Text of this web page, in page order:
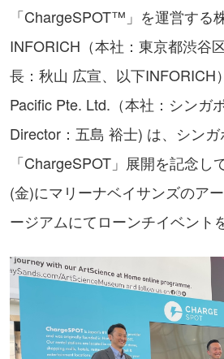
「ChargeSPOT™」を運営する
INFORICH（本社：東京都渋谷
長：秋山 広宣、以下INFORICH
Pacific Pte. Ltd.（本社：シンガ
Director：五島 裕士) は、シン
「ChargeSPOT」展開を記念し
(金)にマリーナベイサンズのア
ージアムにてローンチイベント